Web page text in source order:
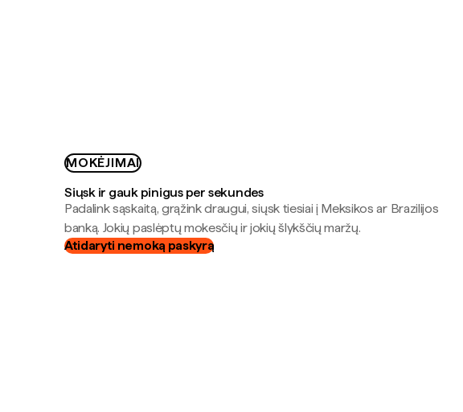
MOKĖJIMAI
Siųsk ir gauk pinigus per sekundes
Padalink sąskaitą, grąžink draugui, siųsk tiesiai į Meksikos ar Brazilijos
banką. Jokių paslėptų mokesčių ir jokių šlykščių maržų.
Atidaryti nemoką paskyrą